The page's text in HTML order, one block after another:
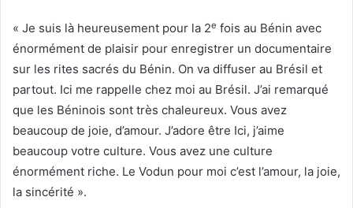
« Je suis là heureusement pour la 2e fois au Bénin avec
énormément de plaisir pour enregistrer un documentaire
sur les rites sacrés du Bénin. On va diffuser au Brésil et
partout. Ici me rappelle chez moi au Brésil. J’ai remarqué
que les Béninois sont très chaleureux. Vous avez
beaucoup de joie, d’amour. J’adore être Ici, j’aime
beaucoup votre culture. Vous avez une culture
énormément riche. Le Vodun pour moi c’est l’amour, la joie,
la sincérité ».